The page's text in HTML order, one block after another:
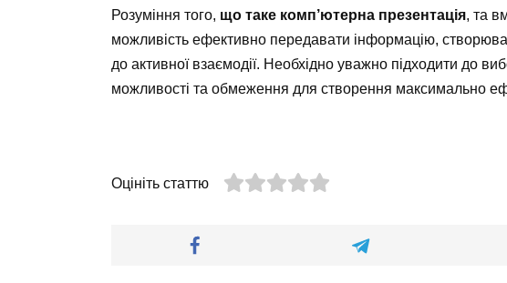
Розуміння того, що таке комп’ютерна презентація, та
можливість ефективно передавати інформацію,
до активної взаємодії. Необхідно уважно підходити до
можливості та обмеження для створення максимально
Оцініть статтю